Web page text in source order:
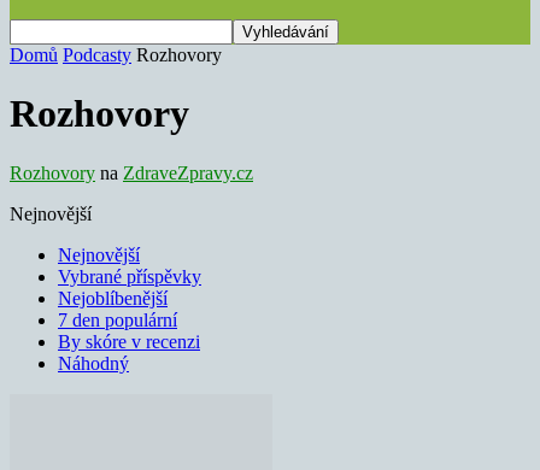
Domů Podcasty Rozhovory
Rozhovory
Rozhovory na ZdraveZpravy.cz
Nejnovější
Nejnovější
Vybrané příspěvky
Nejoblíbenější
7 den populární
By skóre v recenzi
Náhodný